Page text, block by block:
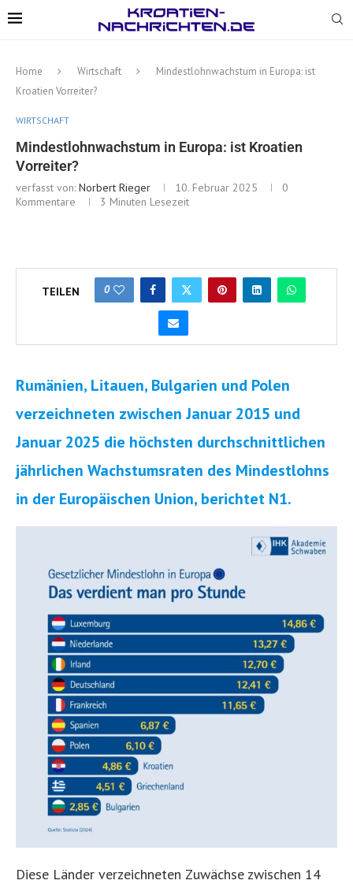
Home Wirtschaft
Mindestlohnwachstum in Europa: ist
Kroatien Vorreiter?
WIRTSCHAFT
Mindestlohnwachstum in Europa: ist Kroatien
Vorreiter?
verfasst von: Norbert Rieger 10. Februar 2025
0
Kommentare
3 Minuten Lesezeit
TEILEN 0
Rumänien, Litauen, Bulgarien und Polen
verzeichneten zwischen Januar 2015 und
Januar 2025 die höchsten durchschnittlichen
jährlichen Wachstumsraten des Mindestlohns
in der Europäischen Union, berichtet N1.
Diese Länder verzeichneten Zuwächse zwischen 14